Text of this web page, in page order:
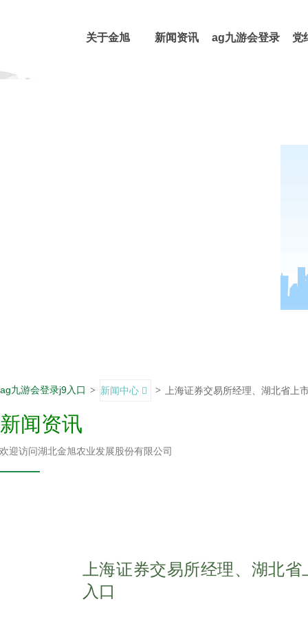
关于金旭 新闻资讯 ag九游会登录 党
ag九游会登录j9入口 > 新闻中心 > 上海证券交易所经理、湖北省上
新闻资讯
欢迎访问湖北金旭农业发展股份有限公司
上海证券交易所经理、湖北
入口